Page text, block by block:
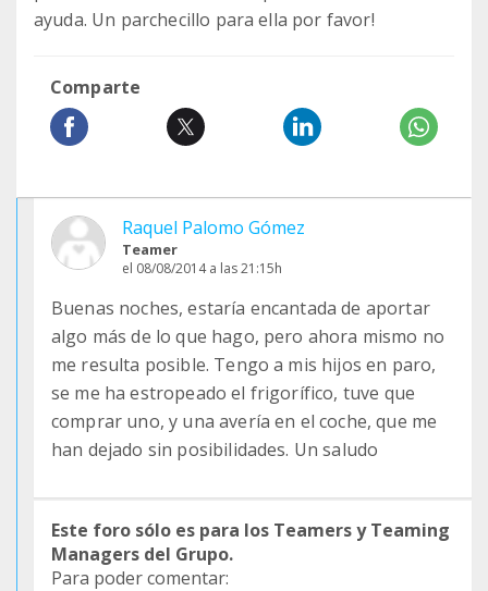
ayuda. Un parchecillo para ella por favor!
Comparte
Raquel Palomo Gómez
Teamer
el 08/08/2014 a las 21:15h
Buenas noches, estaría encantada de aportar
algo más de lo que hago, pero ahora mismo no
me resulta posible. Tengo a mis hijos en paro,
se me ha estropeado el frigorífico, tuve que
comprar uno, y una avería en el coche, que me
han dejado sin posibilidades. Un saludo
Este foro sólo es para los Teamers y Teaming
Managers del Grupo.
Para poder comentar: